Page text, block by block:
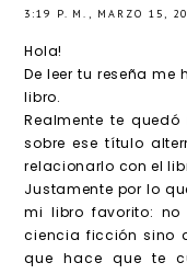
3:19 P. M., MARZO 15,
Hola!
De leer tu reseña
libro.
Realmente te
sobre ese título
relacionarlo con el
Justamente por lo
mi libro favorito:
ciencia ficción sino
que hace que te